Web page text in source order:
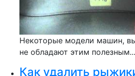
Некоторые модели машин,
не обладают этим полезным...
Как удалить